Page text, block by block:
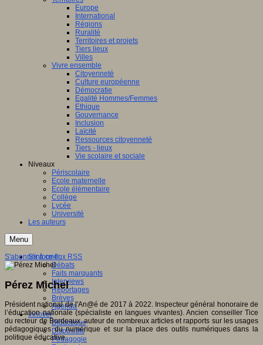
Europe
International
Régions
Ruralité
Territoires et projets
Tiers lieux
Villes
Vivre ensemble
Citoyenneté
Culture européenne
Démocratie
Egalité Hommes/Femmes
Ethique
Gouvernance
Inclusion
Laïcité
Ressources citoyenneté
Tiers - lieux
Vie scolaire et sociale
Niveaux
Périscolaire
Ecole maternelle
Ecole élémentaire
Collège
Lycée
Université
Les auteurs
Menu
S'informer
Débats
Faits marquants
Interviews
Reportages
Brèves
Agenda
Innover
Didactique
Dispositifs
Pédagogie
S'abonner à ce flux RSS
Pérez Michel
Président national de l'An@é de 2017 à 2022. Inspecteur général honoraire de
l’éducation nationale (spécialiste en langues vivantes). Ancien conseiller Tice
du recteur de Bordeaux, auteur de nombreux articles et rapports sur les usages
pédagogiques du numérique et sur la place des outils numériques dans la
politique éducative.